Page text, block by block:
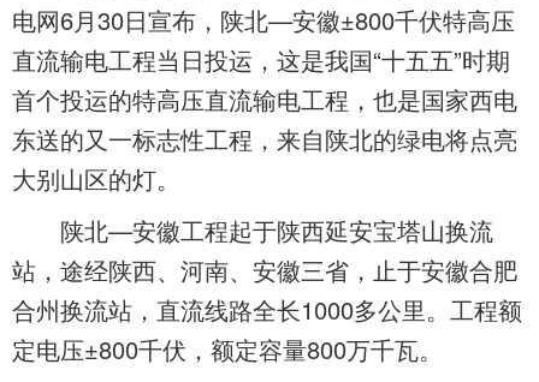
电网6月30日宣布，陕北—安徽±800千伏特高压
直流输电工程当日投运，这是我国“十五五”时期
首个投运的特高压直流输电工程，也是国家西电
东送的又一标志性工程，来自陕北的绿电将点亮
大别山区的灯。
陕北—安徽工程起于陕西延安宝塔山换流
站，途经陕西、河南、安徽三省，止于安徽合肥
合州换流站，直流线路全长1000多公里。工程额
定电压±800千伏，额定容量800万千瓦。